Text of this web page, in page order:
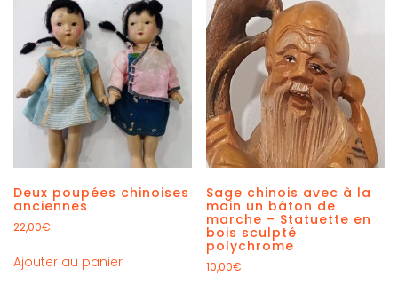
Deux poupées chinoises
anciennes
22,00€
Ajouter au panier
Sage chinois avec à la
main un bâton de
marche – Statuette en
bois sculpté
polychrome
10,00€